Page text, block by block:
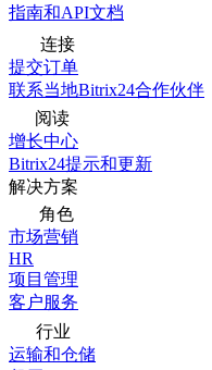
指南和API文档
连接
提交订单
联系当地Bitrix24合作伙伴
阅读
增长中心
Bitrix24提示和更新
解决方案
角色
市场营销
HR
项目管理
客户服务
行业
运输和仓储